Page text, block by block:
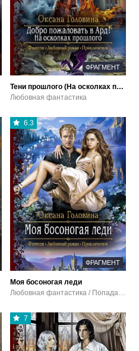
ФРАГМЕНТ
Тени прошлого (На осколках прошлого)
Любовная фантастика
6.3
ФРАГМЕНТ
Моя босоногая леди
Любовная фантастика / Попаданцы
7